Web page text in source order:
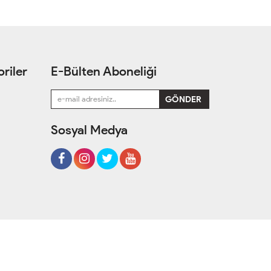
E-Bülten Aboneliği
Sosyal Medya